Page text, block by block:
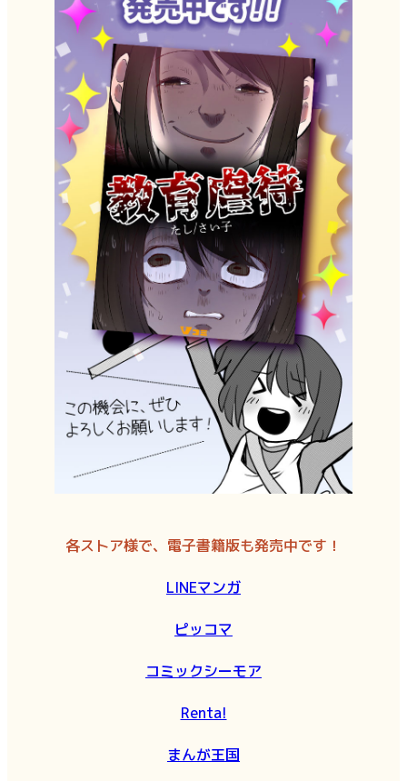
各ストア様で、電子書籍版も発売中です！
LINEマンガ
ピッコマ
コミックシーモア
Renta!
まんが王国